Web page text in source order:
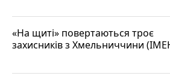
«На щиті» повертаються троє
захисників з Хмельниччини